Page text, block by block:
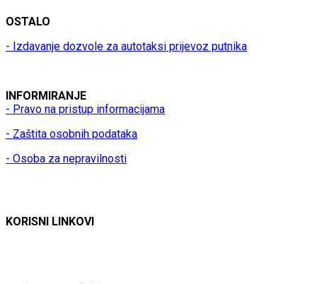
OSTALO
- Izdavanje dozvole za autotaksi prijevoz putnika
INFORMIRANJE
- Pravo na pristup informacijama
- Zaštita osobnih podataka
- Osoba za nepravilnosti
KORISNI LINKOVI